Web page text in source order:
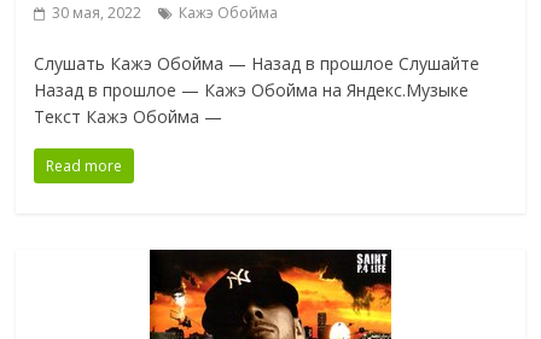
30 мая, 2022 Кажэ Обойма
Слушать Кажэ Обойма — Назад в прошлое Слушайте
Назад в прошлое — Кажэ Обойма на Яндекс.Музыке
Текст Кажэ Обойма —
Read more